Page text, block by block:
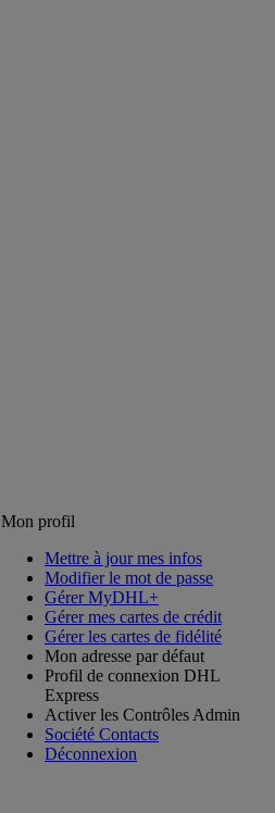
Mon profil
Mettre à jour mes infos
Modifier le mot de passe
Gérer MyDHL+
Gérer mes cartes de crédit
Gérer les cartes de fidélité
Mon adresse par défaut
Profil de connexion DHL
Express
Activer les Contrôles Admin
Société Contacts
Déconnexion